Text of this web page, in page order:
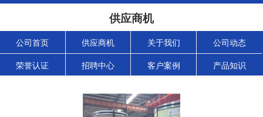
供应商机
公司首页 供应商机 关于我们 公司动态
荣誉认证 招聘中心 客户案例 产品知识